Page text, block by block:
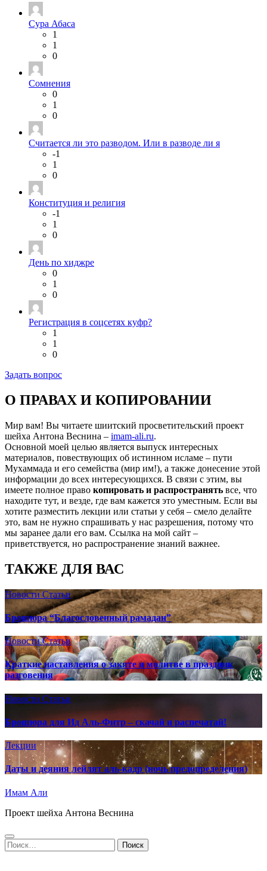
Сура Абаса
1
1
0
Сомнения
0
1
0
Считается ли это разводом. Или в разводе ли я
-1
1
0
Конституция и религия
-1
1
0
День по хиджре
0
1
0
Регистрация в соцсетях куфр?
1
1
0
Задать вопрос
О ПРАВАХ И КОПИРОВАНИИ
Мир вам! Вы читаете шиитский просветительский проект
шейха Антона Веснина – imam-ali.ru.
Основной моей целью является выпуск интересных
материалов, повествующих об истинном исламе – пути
Мухаммада и его семейства (мир им!), а также донесение этой
информации до всех интересующихся. В связи с этим, вы
имеете полное право копировать и распространять все, что
находите тут, и везде, где вам кажется это уместным. Если вы
хотите разместить лекции или статьи у себя – смело делайте
это, вам не нужно спрашивать у нас разрешения, потому что
мы заранее дали его вам. Ссылка на мой сайт –
приветствуется, но распространение знаний важнее.
ТАКЖЕ ДЛЯ ВАС
НовостиСтатьи
Брошюра “Благословенный рамадан”
НовостиСтатьи
Краткие наставления о закяте и молитве в праздник
разговения
Новости Статьи
Брошюра для Ид Аль-Фитр – скачай и распечатай!
Лекции
Даты и деяния лейлят аль-кадр (ночь предопределения)
Имам Али
Проект шейха Антона Веснина
Найти: